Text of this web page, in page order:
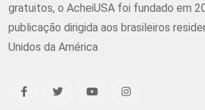
gratuitos, o AcheiUSA foi fundado em
publicação dirigida aos brasileiros
Unidos da América